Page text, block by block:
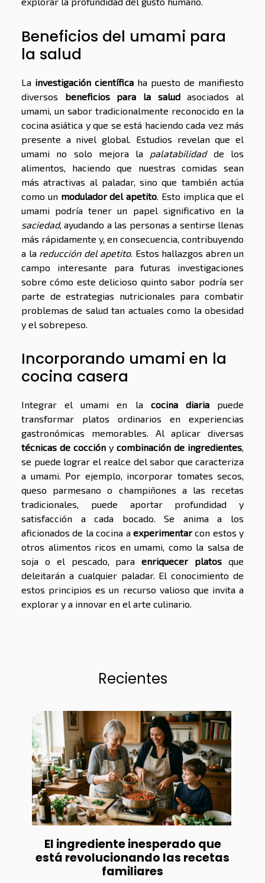
Beneficios del umami para
la salud
La investigación científica ha puesto de manifiesto
diversos beneficios para la saludasociados al
umami, un sabor tradicionalmente reconocido en la
cocina asiática y que se está haciendo cada vez más
presente a nivel global. Estudios revelan que el
umami no solo mejora la palatabilidadde los
alimentos, haciendo que nuestras comidas sean
más atractivas al paladar, sino que también actúa
como un modulador del apetito . Esto implica que el
umami podría tener un papel significativo en la
saciedad, ayudando a las personas a sentirse llenas
más rápidamente y, en consecuencia, contribuyendo
a la reducción del apetito. Estos hallazgos abren un
campo interesante para futuras investigaciones
sobre cómo este delicioso quinto sabor podría ser
parte de estrategias nutricionales para combatir
problemas de salud tan actuales como la obesidad
y el sobrepeso.
Incorporando umami en la
cocina casera
Integrar el umami en la cocina diariapuede
transformar platos ordinarios en experiencias
gastronómicas memorables. Al aplicar diversas
técnicas de cocción y combinación de ingredientes,
se puede lograr el realce del sabor que caracteriza
a umami. Por ejemplo, incorporar tomates secos,
queso parmesano o champiñones a las recetas
tradicionales, puede aportar profundidad y
satisfacción a cada bocado. Se anima a los
aficionados de la cocina a experimentarcon estos y
otros alimentos ricos en umami, como la salsa de
soja o el pescado, paraenriquecer platos que
deleitarán a cualquier paladar. El conocimiento de
estos principios es un recurso valioso que invita a
explorar y a innovar en el arte culinario.
Recientes
El ingrediente inesperado que
está revolucionando las recetas
familiares